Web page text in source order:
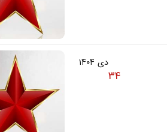
دی ۱۴۰۴
۳۴